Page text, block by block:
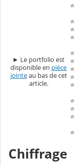
► Le portfolio est
disponible en pièce
jointeau bas de cet
article.
⭐
⭐
⭐
⭐
⭐
⭐
⭐
⭐
⭐
⭐
⭐
⭐
⭐
Chiffrage